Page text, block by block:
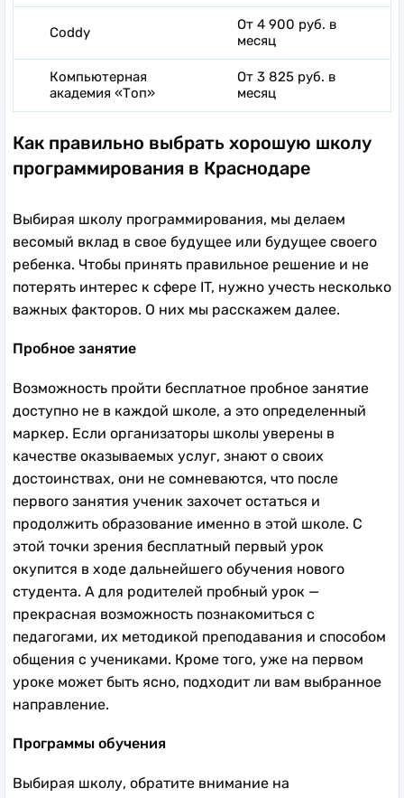
Coddy
От 4 900 руб. в
месяц
Компьютерная
академия «Топ»
От 3 825 руб. в
месяц
Как правильно выбрать хорошую школу
программирования в Краснодаре
Выбирая школу программирования, мы делаем
весомый вклад в свое будущее или будущее своего
ребенка. Чтобы принять правильное решение и не
потерять интерес к сфере IT, нужно учесть несколько
важных факторов. О них мы расскажем далее.
Пробное занятие
Возможность пройти бесплатное пробное занятие
доступно не в каждой школе, а это определенный
маркер. Если организаторы школы уверены в
качестве оказываемых услуг, знают о своих
достоинствах, они не сомневаются, что после
первого занятия ученик захочет остаться и
продолжить образование именно в этой школе. С
этой точки зрения бесплатный первый урок
окупится в ходе дальнейшего обучения нового
студента. А для родителей пробный урок —
прекрасная возможность познакомиться с
педагогами, их методикой преподавания и способом
общения с учениками. Кроме того, уже на первом
уроке может быть ясно, подходит ли вам выбранное
направление.
Программы обучения
Выбирая школу, обратите внимание на